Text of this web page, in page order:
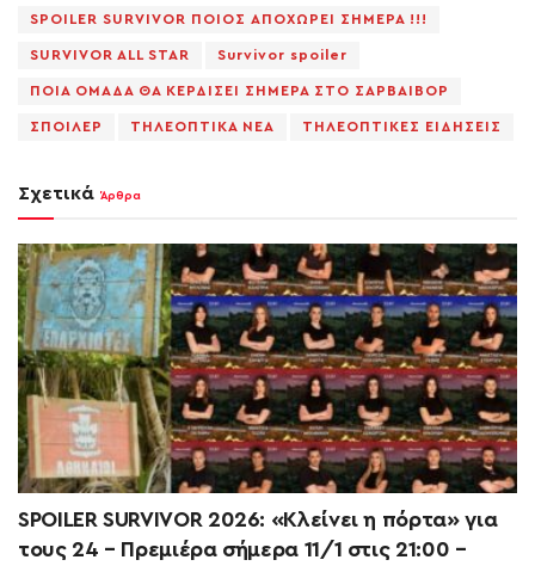
SPOILER SURVIVOR ΠΟΙΟΣ ΑΠΟΧΩΡΕΙ ΣΗΜΕΡΑ !!!
SURVIVOR ALL STAR Survivor spoiler
ΠΟΙΑ ΟΜΑΔΑ ΘΑ ΚΕΡΔΙΣΕΙ ΣΗΜΕΡΑ ΣΤΟ ΣΑΡΒΑΙΒΟΡ
ΣΠΟΙΛΕΡ ΤΗΛΕΟΠΤΙΚΑ ΝΕΑ ΤΗΛΕΟΠΤΙΚΕΣ ΕΙΔΗΣΕΙΣ
Σχετικά Άρθρα
SPOILER SURVIVOR 2026: «Κλείνει η πόρτα» για
τους 24 – Πρεμιέρα σήμερα 11/1 στις 21:00 –